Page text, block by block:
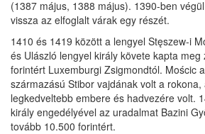
(1387 május, 1388 május). 1390-ben
vissza az elfoglalt várak egy részét.
1410 és 1419 között a lengyel Stęszew-i
és Ulászló lengyel király követe kapta meg
forintért Luxemburgi Zsigmondtól. Mościc
származású Stibor vajdának volt a
legkedveltebb embere és hadvezére volt.
király engedélyével az uradalmat Bazini
tovább 10.500 forintért.